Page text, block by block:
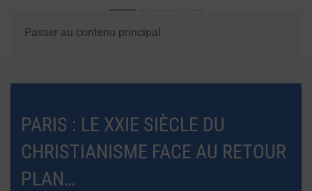
Passer au contenu principal
PARIS : LE XXIE SIÈCLE DU
CHRISTIANISME FACE AU RETOUR
PLAN…